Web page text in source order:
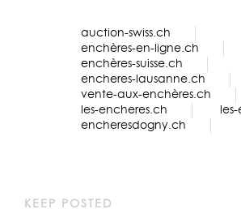
auction-swiss.ch
enchères-en-ligne.ch
enchères-suisse.ch
encheres-lausanne.ch
vente-aux-enchères.ch
les-encheres.ch
encheresdogny.ch
KEEP POSTED